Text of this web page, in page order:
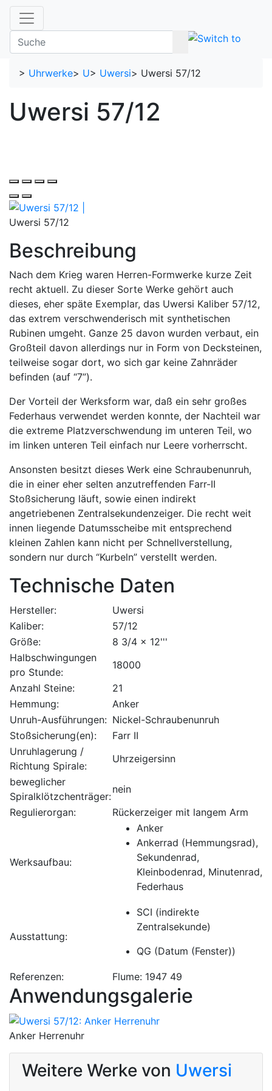
> Uhrwerke> U> Uwersi> Uwersi 57/12
Uwersi 57/12
Uwersi 57/12
Beschreibung
Nach dem Krieg waren Herren-Formwerke kurze Zeit
recht aktuell. Zu dieser Sorte Werke gehört auch
dieses, eher späte Exemplar, das Uwersi Kaliber 57/12,
das extrem verschwenderisch mit synthetischen
Rubinen umgeht. Ganze 25 davon wurden verbaut, ein
Großteil davon allerdings nur in Form von Decksteinen,
teilweise sogar dort, wo sich gar keine Zahnräder
befinden (auf “7”).
Der Vorteil der Werksform war, daß ein sehr großes
Federhaus verwendet werden konnte, der Nachteil war
die extreme Platzverschwendung im unteren Teil, wo
im linken unteren Teil einfach nur Leere vorherrscht.
Ansonsten besitzt dieses Werk eine Schraubenunruh,
die in einer eher selten anzutreffenden Farr-II
Stoßsicherung läuft, sowie einen indirekt
angetriebenen Zentralsekundenzeiger. Die recht weit
innen liegende Datumsscheibe mit entsprechend
kleinen Zahlen kann nicht per Schnellverstellung,
sondern nur durch “Kurbeln” verstellt werden.
Technische Daten
Hersteller:
Uwersi
Kaliber:
57/12
Größe:
8 3/4 x 12'''
Halbschwingungen
pro Stunde:
18000
Anzahl Steine:
21
Hemmung:
Anker
Unruh-Ausführungen: Nickel-Schraubenunruh
Stoßsicherung(en):
Farr II
Unruhlagerung /
Richtung Spirale:
Uhrzeigersinn
beweglicher
Spiralklötzchenträger:
nein
Regulierorgan:
Rückerzeiger mit langem Arm
Werksaufbau:
Anker
Ankerrad (Hemmungsrad),
Sekundenrad,
Kleinbodenrad, Minutenrad,
Federhaus
Ausstattung:
SCI (indirekte
Zentralsekunde)
QG (Datum (Fenster))
Referenzen: Flume: 1947 49
Anwendungsgalerie
Anker Herrenuhr
Weitere Werke von Uwersi